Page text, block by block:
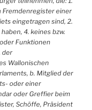
Fremdenregister einer
eingetragen sind, 2.
4. keines bzw.
Funktionen
der
Wallonischen
b. Mitglied der
oder einer
oder Greffier beim
Schöffe, Präsident